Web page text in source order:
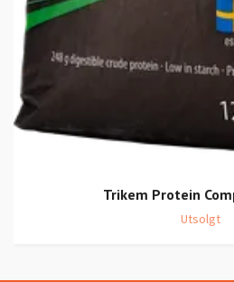
Trikem Protein
Utsolgt